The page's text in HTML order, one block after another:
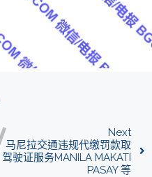
Next
马尼拉交通违规代缴罚款取
驾驶证服务MANILA MAKATI
PASAY 等